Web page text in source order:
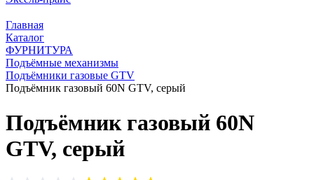
Главная
Каталог
ФУРНИТУРА
Подъёмные механизмы
Подъёмники газовые GTV
Подъёмник газовый 60N GTV, серый
Подъёмник газовый 60N
GTV, серый